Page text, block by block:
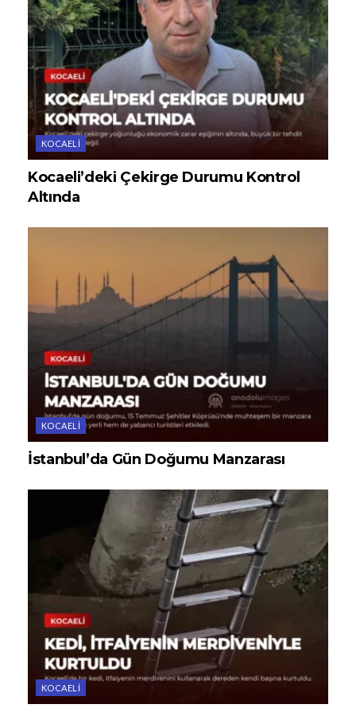
KOCAELI
Kocaeli’deki Çekirge Durumu Kontrol
Altında
KOCAELI
İstanbul’da Gün Doğumu Manzarası
KOCAELI